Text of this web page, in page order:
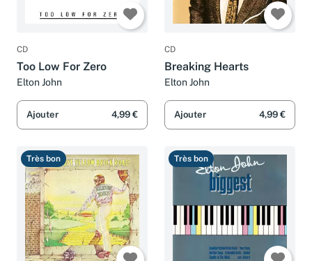
CD
Too Low For Zero
Elton John
Ajouter 4,99 €
CD
Breaking Hearts
Elton John
Ajouter 4,99 €
Très bon Très bon